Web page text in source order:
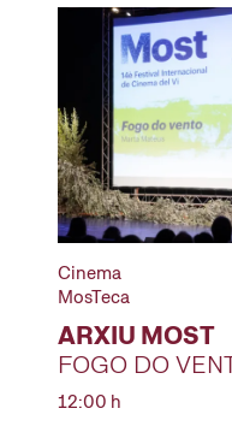
Cinema
MosTeca
ARXIU MOST
FOGO DO
12:00 h